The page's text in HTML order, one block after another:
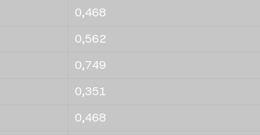
0,468
0,562
0,749
0,351
0,468